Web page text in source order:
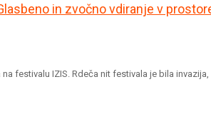
in zvočno vdiranje v
festivalu IZIS. Rdeča nit festivala je bila